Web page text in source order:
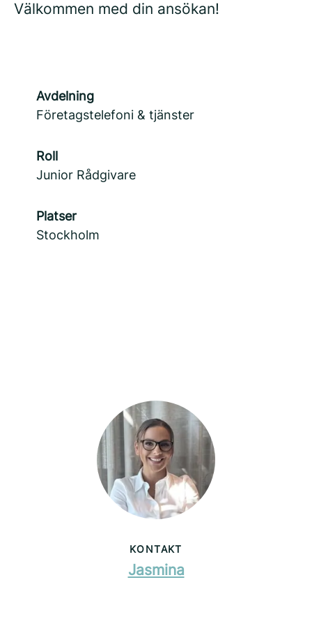
Välkommen med din ansökan!
Avdelning
Företagstelefoni & tjänster
Roll
Junior Rådgivare
Platser
Stockholm
KONTAKT
Jasmina